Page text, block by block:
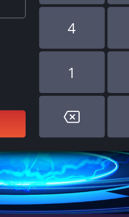
4
1